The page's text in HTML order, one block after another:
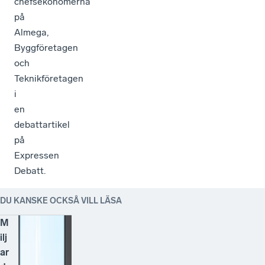
på
Almega,
Byggföretagen
och
Teknikföretagen
i
en
debattartikel
på
Expressen
Debatt.
DU KANSKE OCKSÅ VILL LÄSA
M
ilj
ar